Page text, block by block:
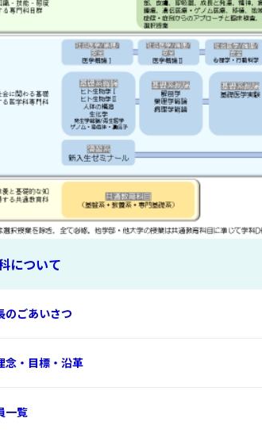
について
のごあいさつ
念・目標・沿革
一覧